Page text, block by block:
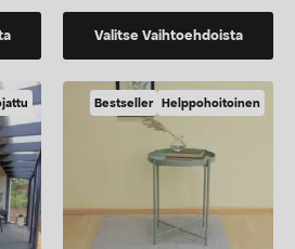
Valitse Vaihtoehdoista
vaihtoehtoja,
jotka
sivulla
Bestseller Helppohoitoinen